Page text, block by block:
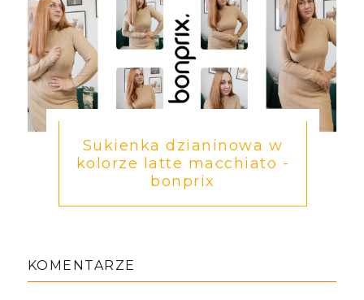
Sukienka dzianinowa w
kolorze latte macchiato -
bonprix
KOMENTARZE